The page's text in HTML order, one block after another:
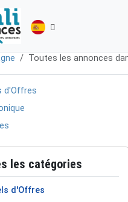
Toutes les annonces
d'Offres
les catégories
d'Offres